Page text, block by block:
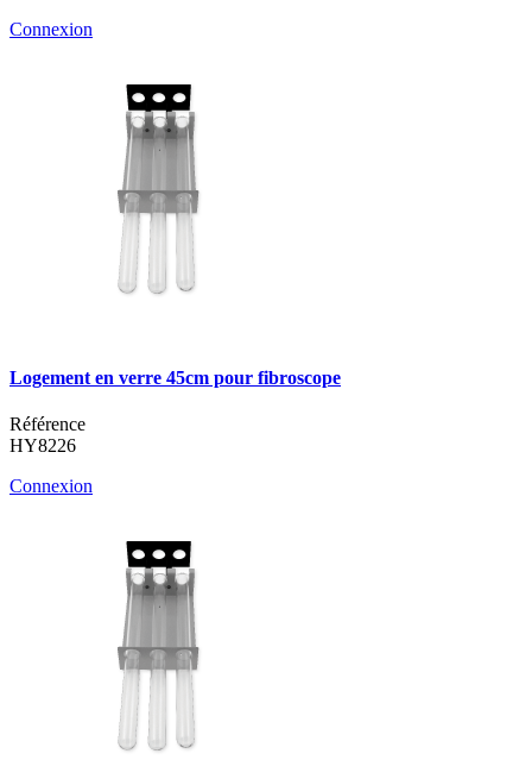
Connexion
Logement en verre 45cm pour fibroscope
Référence
HY8226
Connexion